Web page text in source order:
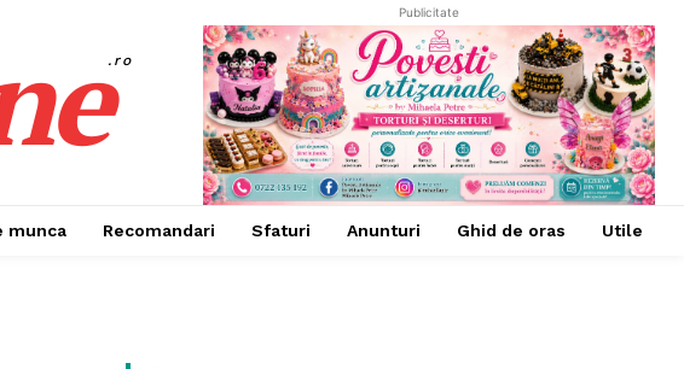
.ro
Publicitate
munca Recomandari Sfaturi Anunturi Ghid de oras Utile